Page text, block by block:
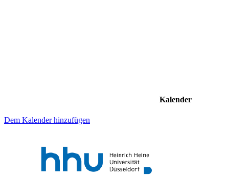
Kalender
Dem Kalender hinzufügen